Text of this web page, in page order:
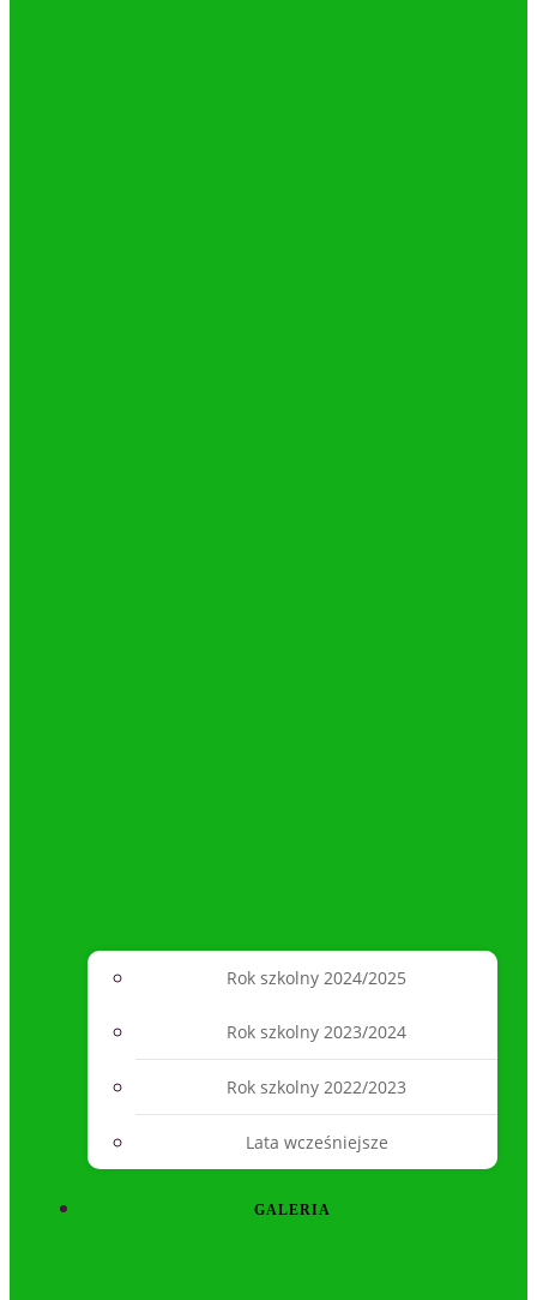
Rok szkolny 2024/2025
Rok szkolny 2023/2024
Rok szkolny 2022/2023
Lata wcześniejsze
GALERIA